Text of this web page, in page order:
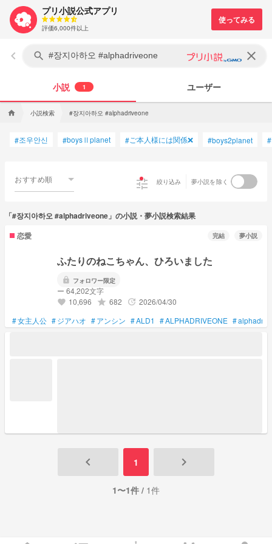
プリ小説公式アプリ
評価6,000件以上
keyboard_arrow_left search clear
小説 1 ユーザー
home 小説検索 #장지아하오 #alphadriveone
#조우안신 #boysⅡplanet #ご本人様には関係❌ #boys2planet #
おすすめ順 tune 絞り込み 夢小説を除く
「#장지아하오 #alphadriveone」の小説・夢小説検索結果
恋愛
完結 夢小説
ふたりのねこちゃん、ひろいました
lock フォロワー限定
ー 64,202文字
favorite 10,696 grade 682 update 2026/04/30
#女主人公 #ジアハオ #アンシン #ALD1 #ALPHADRIVEONE #
keyboard_arrow_left 1 keyboard_arrow_right
1〜1件 / 1件